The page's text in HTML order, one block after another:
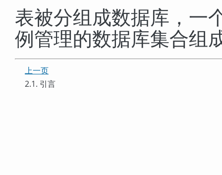
表被分组成数据库，一
例管理的数据库集合组
上一页
2.1. 引言